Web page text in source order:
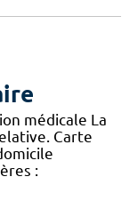
médicale La
Carte
: